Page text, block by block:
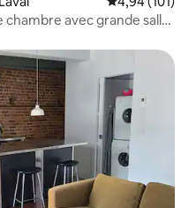
avec grande salle
appréciés